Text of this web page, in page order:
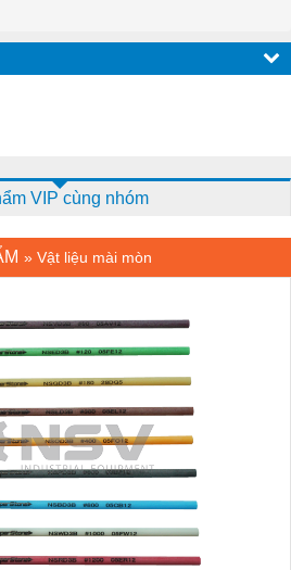
VIP cùng nhóm
» Vật liệu mài mòn